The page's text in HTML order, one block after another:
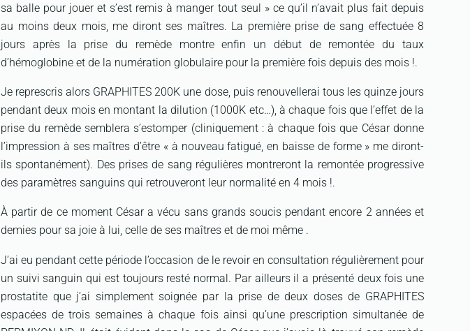
sa balle pour jouer et s’est remis à manger tout seul » ce qu’il n’avait plus fait depuis
au moins deux mois, me diront ses maîtres. La première prise de sang effectuée 8
jours après la prise du remède montre enfin un début de remontée du taux
d’hémoglobine et de la numération globulaire pour la première fois depuis des mois !.
Je represcris alors GRAPHITES 200K une dose, puis renouvellerai tous les quinze jours
pendant deux mois en montant la dilution (1000K etc…), à chaque fois que l’effet de la
prise du remède semblera s’estomper (cliniquement : à chaque fois que César donne
l’impression à ses maîtres d’être « à nouveau fatigué, en baisse de forme » me diront-
ils spontanément). Des prises de sang régulières montreront la remontée progressive
des paramètres sanguins qui retrouveront leur normalité en 4 mois !.
À partir de ce moment César a vécu sans grands soucis pendant encore 2 années et
demies pour sa joie à lui, celle de ses maîtres et de moi même .
J’ai eu pendant cette période l’occasion de le revoir en consultation régulièrement pour
un suivi sanguin qui est toujours resté normal. Par ailleurs il a présenté deux fois une
prostatite que j’ai simplement soignée par la prise de deux doses de GRAPHITES
espacées de trois semaines à chaque fois ainsi qu’une prescription simultanée de